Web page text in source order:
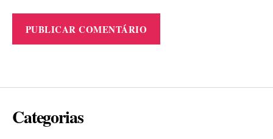
Categorias